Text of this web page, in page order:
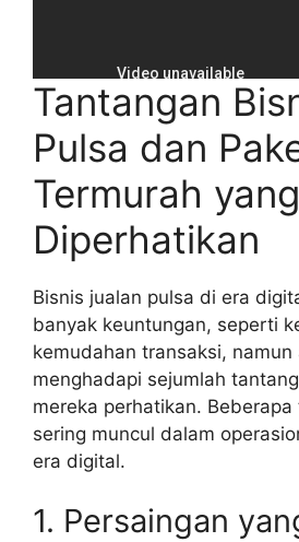
Tantangan
Pulsa dan
Termurah
Diperhatikan
Bisnis jualan pulsa di era
banyak keuntungan, seperti
kemudahan transaksi, namun
menghadapi sejumlah
mereka perhatikan.
sering muncul dalam
era digital.
1. Persaingan